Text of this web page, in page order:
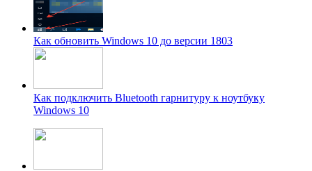
Как обновить Windows 10 до версии 1803
Как подключить Bluetooth гарнитуру к ноутбуку
Windows 10